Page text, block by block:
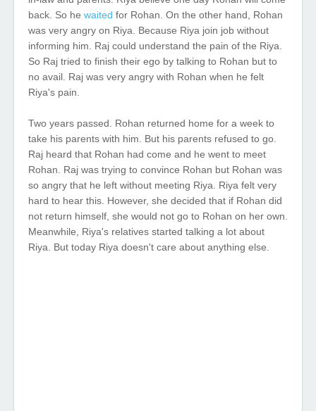
back. So he waited for Rohan. On the other hand, Rohan
was very angry on Riya. Because Riya join job without
informing him. Raj could understand the pain of the Riya.
So Raj tried to finish their ego by talking to Rohan but to
no avail. Raj was very angry with Rohan when he felt
Riya's pain.
Two years passed. Rohan returned home for a week to
take his parents with him. But his parents refused to go.
Raj heard that Rohan had come and he went to meet
Rohan. Raj was trying to convince Rohan but Rohan was
so angry that he left without meeting Riya. Riya felt very
hard to hear this. However, she decided that if Rohan did
not return himself, she would not go to Rohan on her own.
Meanwhile, Riya's relatives started talking a lot about
Riya. But today Riya doesn't care about anything else.